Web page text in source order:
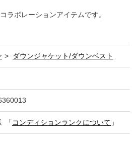
ラボレーションアイテムです。
> ダウンジャケット/ダウンベスト
「 コンディションランクについて 」